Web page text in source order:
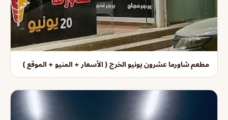
مطعم شاورما عشرون يونيو الخرج ( الأسعار + المنيو + الموقع )